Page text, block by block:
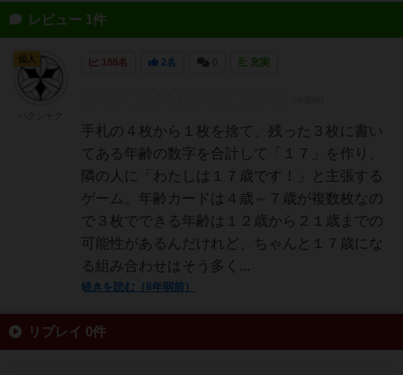
レビュー 1件
188名 2名 充実
手札の４枚から１枚を捨て、残った３枚に書い
てある年齢の数字を合計して「１７」を作り、
隣の人に「わたしは１７歳です！」と主張する
ゲーム。年齢カードは４歳～７歳が複数枚なの
で３枚でできる年齢は１２歳から２１歳までの
可能性があるんだけれど、ちゃんと１７歳にな
る組み合わせはそう多く...
続きを読む（8年弱前）
仙人
リプレイ 0件